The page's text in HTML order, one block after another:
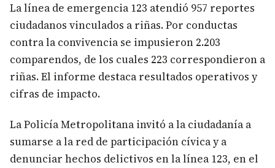
La línea de emergencia 123 atendió 957 reportes
ciudadanos vinculados a riñas. Por conductas
contra la convivencia se impusieron 2.203
comparendos, de los cuales 223 correspondieron a
riñas. El informe destaca resultados operativos y
cifras de impacto.
La Policía Metropolitana invitó a la ciudadanía a
sumarse a la red de participación cívica y a
denunciar hechos delictivos en la línea 123, en el